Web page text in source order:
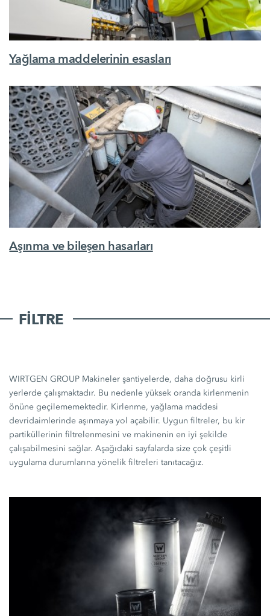
Yağlama maddelerinin esasları
Aşınma ve bileşen hasarları
FILTRE
WIRTGEN GROUP Makineler şantiyelerde, daha doğrusu kirli
yerlerde çalışmaktadır. Bu nedenle yüksek oranda kirlenmenin
önüne geçilememektedir. Kirlenme, yağlama maddesi
devridaimlerinde aşınmaya yol açabilir. Uygun filtreler, bu kir
partiküllerinin filtrelenmesini ve makinenin en iyi şekilde
çalışabilmesini sağlar. Aşağıdaki sayfalarda size çok çeşitli
uygulama durumlarına yönelik filtreleri tanıtacağız.